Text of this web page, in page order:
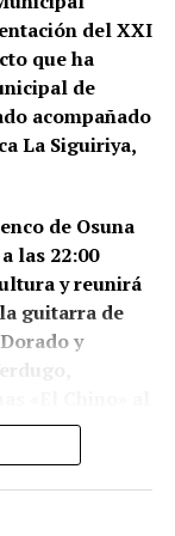
y Córdoba,
en La
no precisa,
empresas
en el
correcto
de la
de
número 2,
La
Tribunal
treinta
del XXI
que ha
de
acompañado
La Siguiriya,
de Osuna
las 22:00
y reunirá
guitarra de
y
palmas y
de